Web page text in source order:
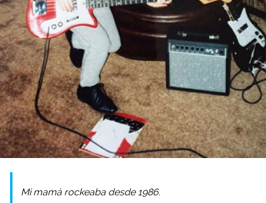
Mi mamá rockeaba desde 1986.